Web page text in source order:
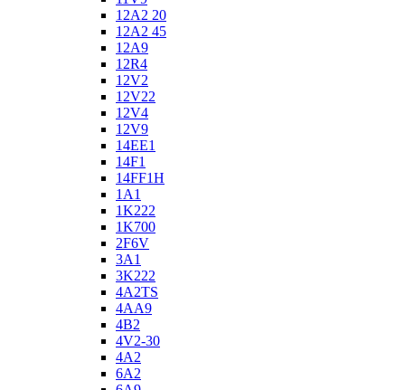
12A2 20
12A2 45
12A9
12R4
12V2
12V22
12V4
12V9
14EE1
14F1
14FF1H
1A1
1K222
1K700
2F6V
3A1
3K222
4A2TS
4AA9
4B2
4V2-30
4А2
6A2